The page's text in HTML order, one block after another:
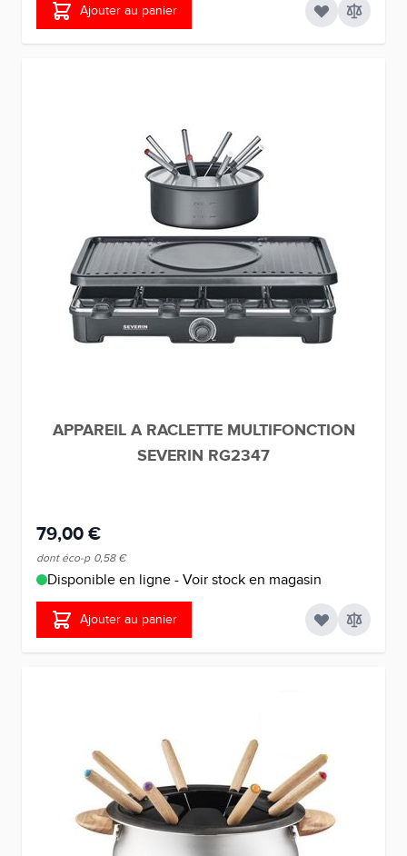
Ajouter au panier
APPAREIL A RACLETTE MULTIFONCTION
SEVERIN RG2347
79,00 €
dont éco-p 0,58 €
Disponible en ligne - Voir stock en magasin
Ajouter au panier